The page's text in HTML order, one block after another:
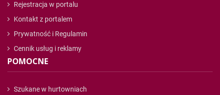
Rejestracja w portalu
Kontakt z portalem
Prywatność i Regulamin
Cennik usług i reklamy
POMOCNE
Szukane w hurtowniach